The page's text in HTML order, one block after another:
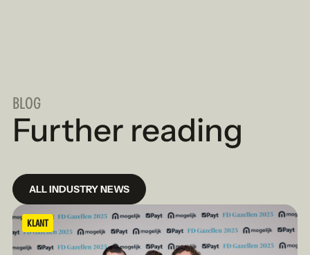
BLOG
Further reading
ALL INDUSTRY NEWS
KLANT